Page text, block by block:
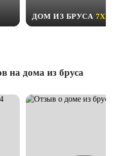
ДОМ ИЗ БРУСА 7Х9
на дома из бруса